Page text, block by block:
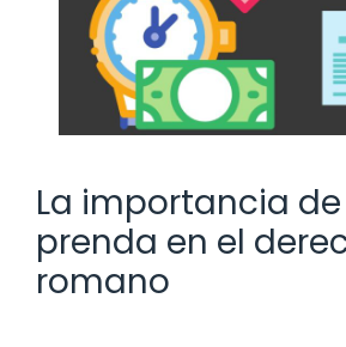
La importancia
prenda en el
romano